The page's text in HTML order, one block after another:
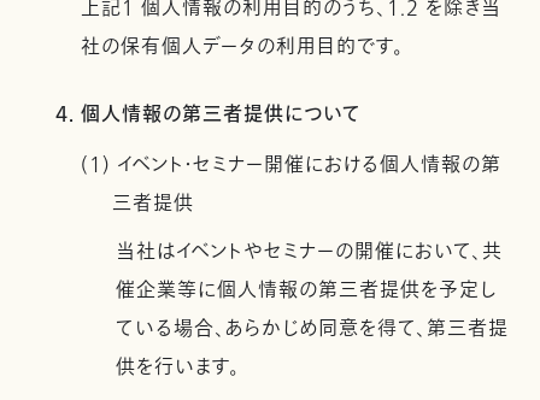
上記１ 個人情報の利用目的のうち、1.2 を除き当
社の保有個人データの利用目的です。
4. 個人情報の第三者提供について
(1) イベント・セミナー開催における個人情報の第
三者提供
当社はイベントやセミナーの開催において、共
催企業等に個人情報の第三者提供を予定し
ている場合、あらかじめ同意を得て、第三者提
供を行います。